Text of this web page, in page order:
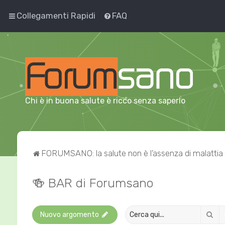
Collegamenti Rapidi FAQ
Chi è in buona salute è ricco senza saperlo
FORUMSANO: la salute non è l'assenza di malattia
🍻 BAR di Forumsano
Nuovo argomento